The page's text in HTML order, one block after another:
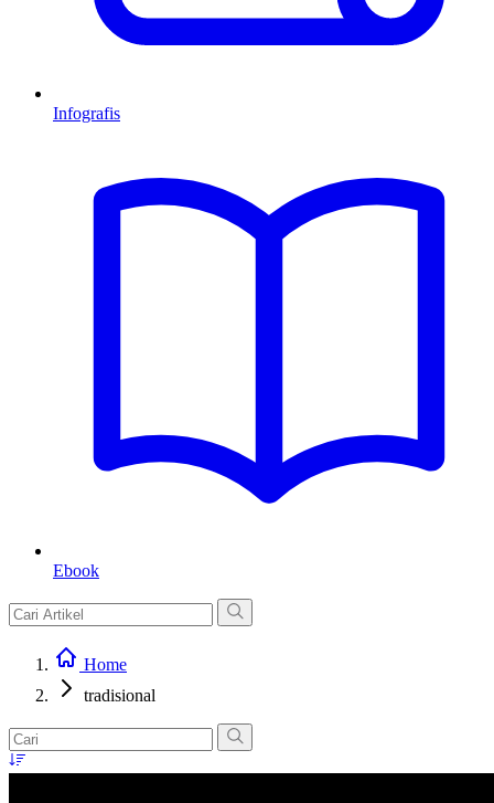
Infografis
Ebook
Home
tradisional